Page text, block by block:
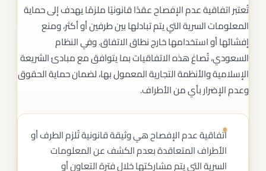
تُعتبر اتفاقية عدم الإفصاح عقدًا قانونيًا ملزمًا يهدف إلى حماية
المعلومات السرية التي يتم تبادلها بين طرفين أو أكثر، ومنع
إفشائها أو استخدامها خارج نطاق الاتفاق. وفي النظام
السعودي، تُصاغ هذه الاتفاقيات بما يتوافق مع مبادئ الشريعة
الإسلامية والأنظمة التجارية المعمول بها، لضمان حماية الحقوق
وعدم الإضرار بأي من الأطراف.
اتفاقية عدم الإفصاح هي وثيقة قانونية تُلزم الطرف أو
الأطراف المتعاقدة بعدم الكشف عن المعلومات
السرية التي يتم مشاركتها خلال فترة التعاون أو